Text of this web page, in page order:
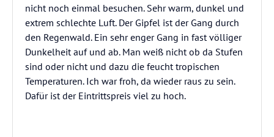
nicht noch einmal besuchen. Sehr warm, dunkel und
extrem schlechte Luft. Der Gipfel ist der Gang durch
den Regenwald. Ein sehr enger Gang in fast völliger
Dunkelheit auf und ab. Man weiß nicht ob da Stufen
sind oder nicht und dazu die feucht tropischen
Temperaturen. Ich war froh, da wieder raus zu sein.
Dafür ist der Eintrittspreis viel zu hoch.